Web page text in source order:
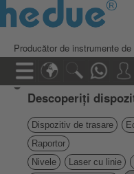
Producător de instrumente
Descoperiți
Dispozitiv de trasare
Raportor
Nivele
Laser cu linie